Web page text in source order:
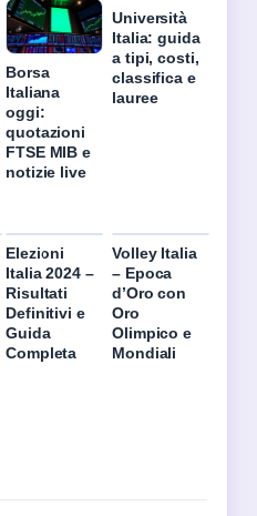
Borsa
Italiana
oggi:
quotazioni
FTSE MIB e
notizie live
Università
Italia: guida
a tipi, costi,
classifica e
lauree
Elezioni
Italia 2024 –
Risultati
Definitivi e
Guida
Completa
Volley Italia
– Epoca
d’Oro con
Oro
Olimpico e
Mondiali